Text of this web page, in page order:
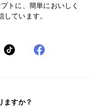
トに、簡単においしく
ています。
ますか？